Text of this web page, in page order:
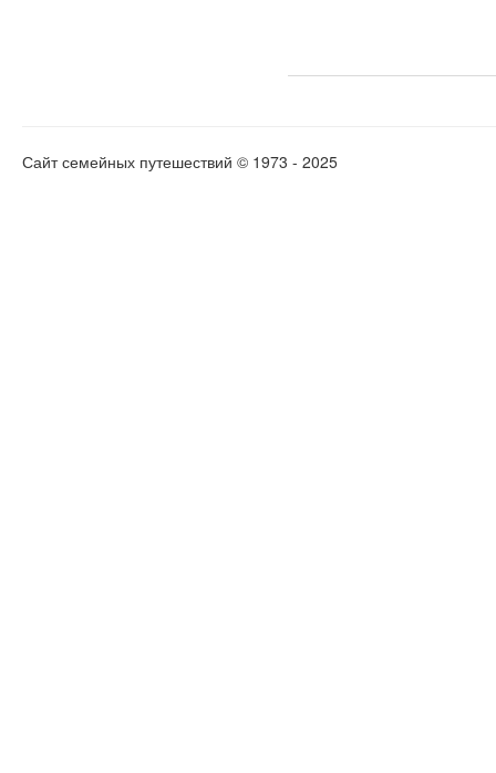
Сайт семейных путешествий © 1973 - 2025